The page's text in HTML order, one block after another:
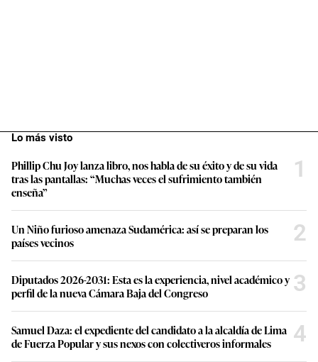
Lo más visto
Phillip Chu Joy lanza libro, nos habla de su éxito y de su vida
tras las pantallas: “Muchas veces el sufrimiento también
enseña”
1
Un Niño furioso amenaza Sudamérica: así se preparan los
países vecinos
2
Diputados 2026-2031: Esta es la experiencia, nivel académico y
perfil de la nueva Cámara Baja del Congreso
3
Samuel Daza: el expediente del candidato a la alcaldía de Lima
de Fuerza Popular y sus nexos con colectiveros informales
4